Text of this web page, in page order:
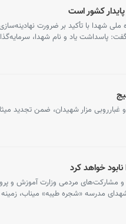
کشور است
شهدا با تأکید بر ضرورت
پاسداشت یاد و نام شهدا،
غبارروبی مزار شهیدان، ضمن تجدید
خواهد کرد
مردمی وزارت آموزش و
مدرسه «شجره طیبه» میناب،